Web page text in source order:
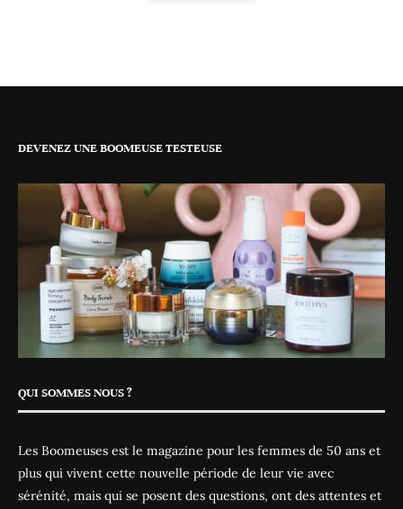
DEVENEZ UNE BOOMEUSE TESTEUSE
QUI SOMMES NOUS ?
Les Boomeuses est le magazine pour les femmes de 50 ans et
plus qui vivent cette nouvelle période de leur vie avec
sérénité, mais qui se posent des questions, ont des attentes et